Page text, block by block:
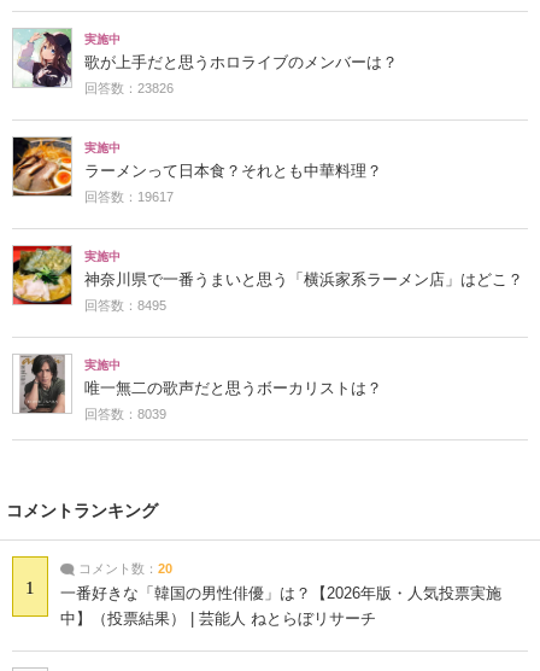
実施中
歌が上手だと思うホロライブのメンバーは？
回答数：23826
実施中
ラーメンって日本食？それとも中華料理？
回答数：19617
実施中
神奈川県で一番うまいと思う「横浜家系ラーメン店」はどこ？
回答数：8495
実施中
唯一無二の歌声だと思うボーカリストは？
回答数：8039
コメントランキング
1
コメント数： 20
一番好きな「韓国の男性俳優」は？【2026年版・人気投票実施
中】（投票結果） | 芸能人 ねとらぼリサーチ